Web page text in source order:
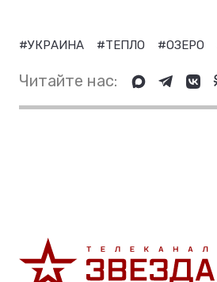
#УКРАИНА #ТЕПЛО #ОЗЕРО
Читайте нас: